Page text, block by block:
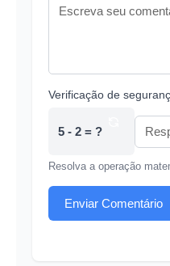
Verificação de
5 - 2 = ?
Resolva a operação
Enviar Comentário